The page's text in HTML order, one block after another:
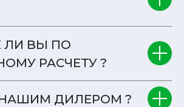
ЛИ ВЫ ПО
РАСЧЕТУ ?
НАШИМ ДИЛЕРОМ ?